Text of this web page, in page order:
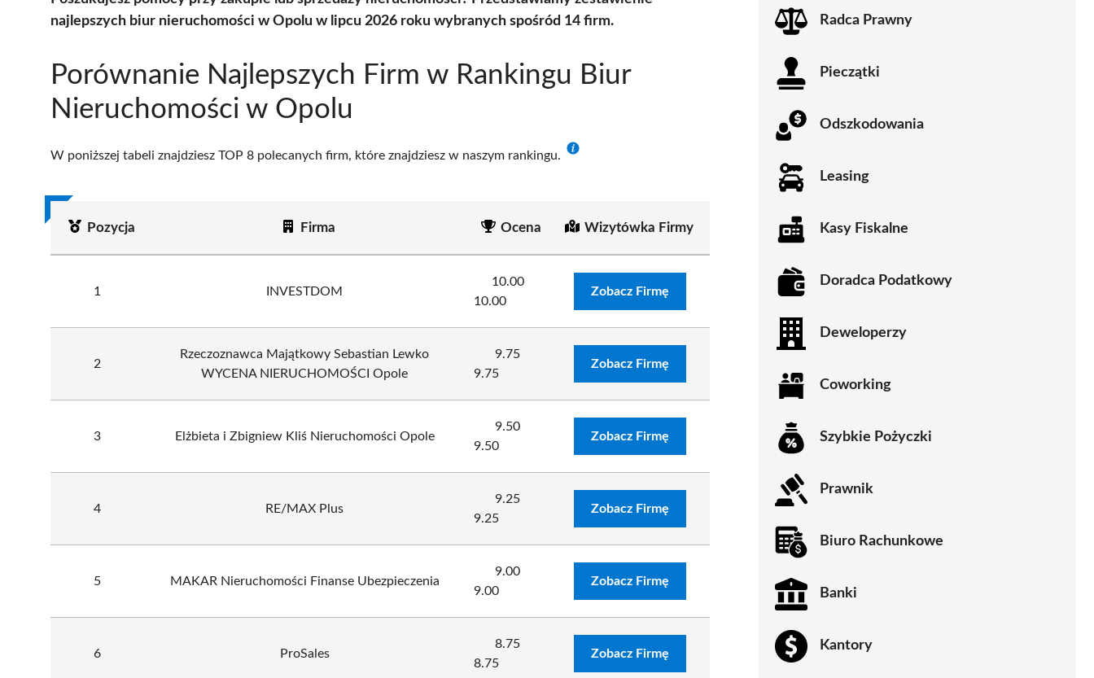
najlepszych biur nieruchomości w Opolu w lipcu 2026 roku wybranych spośród 14 firm.
Porównanie Najlepszych Firm w Rankingu Biur
Nieruchomości w Opolu
W poniższej tabeli znajdziesz TOP 8 polecanych firm, które znajdziesz w naszym rankingu.
Pozycja Firma Ocena Wizytówka Firmy
1 INVESTDOM
10.00
10.00
Zobacz Firmę
2
Rzeczoznawca Majątkowy Sebastian Lewko
WYCENA NIERUCHOMOŚCI Opole
9.75
9.75
Zobacz Firmę
3 Elżbieta i Zbigniew Kliś Nieruchomości Opole
9.50
9.50
Zobacz Firmę
4 RE/MAX Plus
9.25
9.25
Zobacz Firmę
5 MAKAR Nieruchomości Finanse Ubezpieczenia
9.00
9.00
Zobacz Firmę
6 ProSales
8.75
8.75
Zobacz Firmę
Radca Prawny
Pieczątki
Odszkodowania
Leasing
Kasy Fiskalne
Doradca Podatkowy
Deweloperzy
Coworking
Szybkie Pożyczki
Prawnik
Biuro Rachunkowe
Banki
Kantory